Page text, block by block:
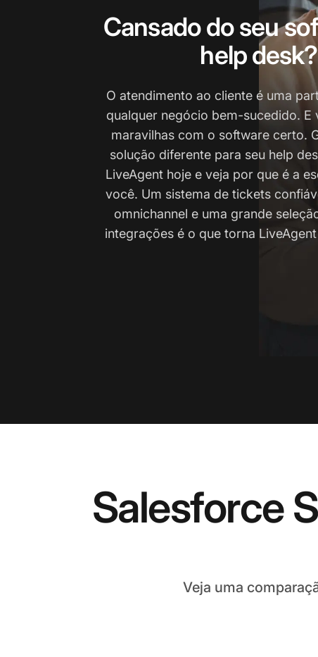
Cansado do seu
help desk?
O atendimento ao cliente é uma
qualquer negócio bem-sucedido. E
maravilhas com o software certo.
solução diferente para seu help
LiveAgent hoje e veja por que é a
você. Um sistema de tickets
omnichannel e uma grande
integrações é o que torna
Salesforce
Veja uma